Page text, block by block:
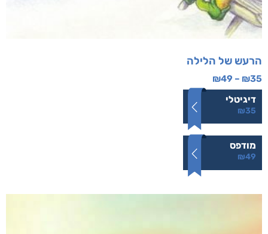
הרעש של הלילה
₪35
–
₪49
דיגיטלי
₪35
מודפס
₪49